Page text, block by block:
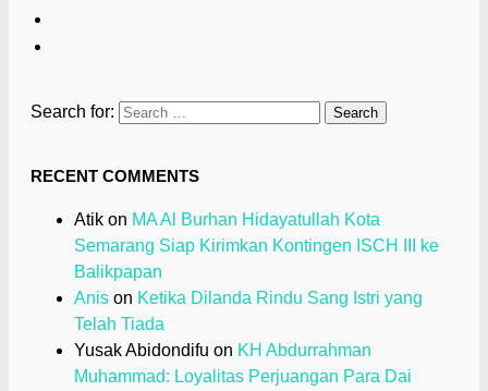
Search for:
RECENT COMMENTS
Atik on MA Al Burhan Hidayatullah Kota
Semarang Siap Kirimkan Kontingen ISCH III ke
Balikpapan
Anis on Ketika Dilanda Rindu Sang Istri yang
Telah Tiada
Yusak Abidondifu on KH Abdurrahman
Muhammad: Loyalitas Perjuangan Para Dai